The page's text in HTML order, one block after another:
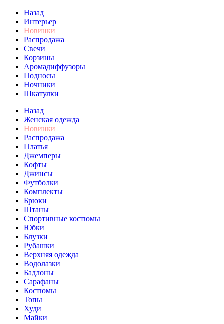
Назад
Интерьер
Новинки
Распродажа
Свечи
Корзины
Аромадиффузоры
Подносы
Ночники
Шкатулки
Назад
Женская одежда
Новинки
Распродажа
Платья
Джемперы
Кофты
Джинсы
Футболки
Комплекты
Брюки
Штаны
Спортивные костюмы
Юбки
Блузки
Рубашки
Верхняя одежда
Водолазки
Бадлоны
Сарафаны
Костюмы
Топы
Худи
Майки